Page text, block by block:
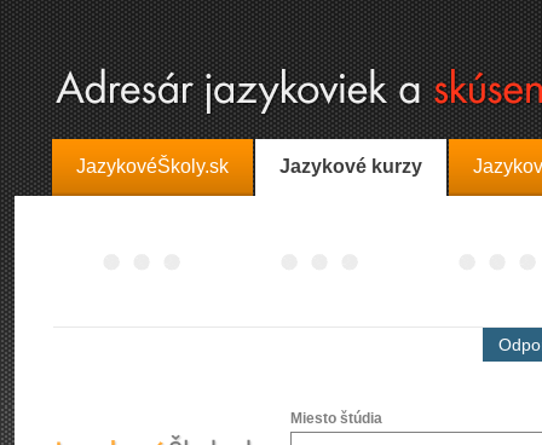
JazykovéŠkoly.sk Jazykové kurzy
Miesto štúdia